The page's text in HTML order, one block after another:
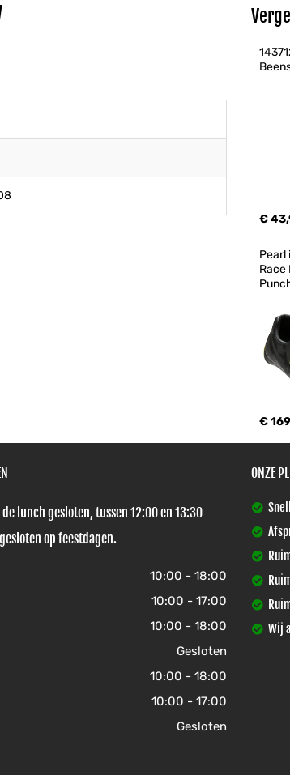
€
Pearl
Race
€
lunch gesloten, tussen 12:00 en 13:30
op feestdagen.
10:00 - 18:00
10:00 - 17:00
10:00 - 18:00
Gesloten
10:00 - 18:00
10:00 - 17:00
Gesloten
ONZE
Wij